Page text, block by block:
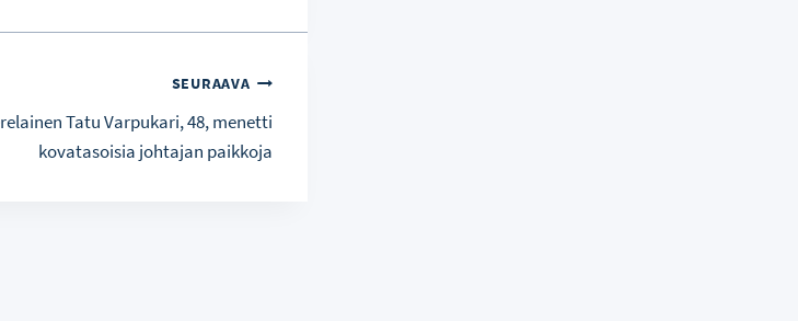
SEURAAVA
Tatu Varpukari, 48, menetti
kovatasoisia johtajan paikkoja